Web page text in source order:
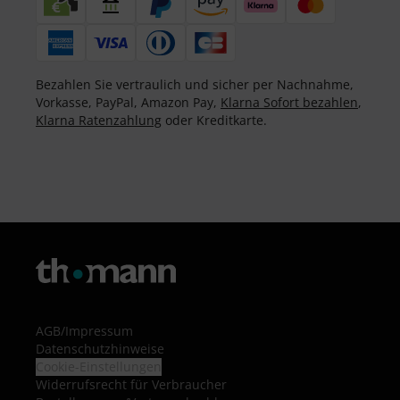
Bezahlen Sie vertraulich und sicher per Nachnahme,
Vorkasse, PayPal, Amazon Pay, Klarna Sofort bezahlen,
Klarna Ratenzahlung oder Kreditkarte.
AGB/Impressum
Datenschutzhinweise
Widerrufsrecht für Verbraucher